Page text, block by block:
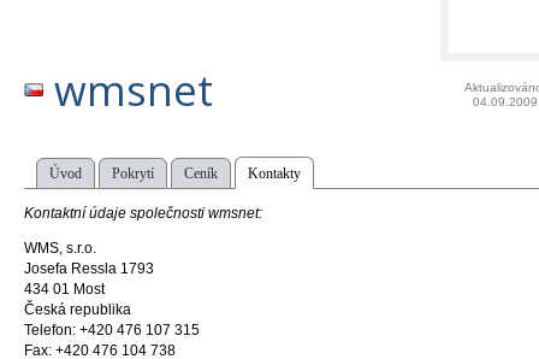
wmsnet
04.09.2009
Úvod Pokrytí Ceník Kontakty
Kontaktní údaje společnosti wmsnet:
WMS, s.r.o.
Josefa Ressla 1793
434 01 Most
Česká republika
Telefon: +420 476 107 315
Fax: +420 476 104 738